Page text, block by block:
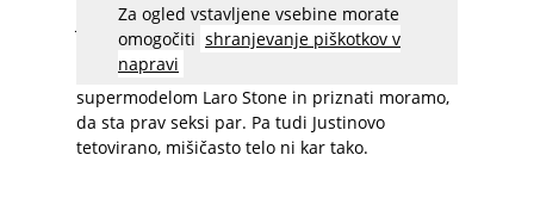
Za ogled vstavljene vsebine morate
omogočiti shranjevanje piškotkov v
napravi
Justin pa je postal tudi obraz spomladanske
kampanje za Calvin Klein Jeans. V tem oglasu
pa nastopa skupaj z nizozemskim
supermodelom Laro Stone in priznati moramo,
da sta prav seksi par. Pa tudi Justinovo
tetovirano, mišičasto telo ni kar tako.